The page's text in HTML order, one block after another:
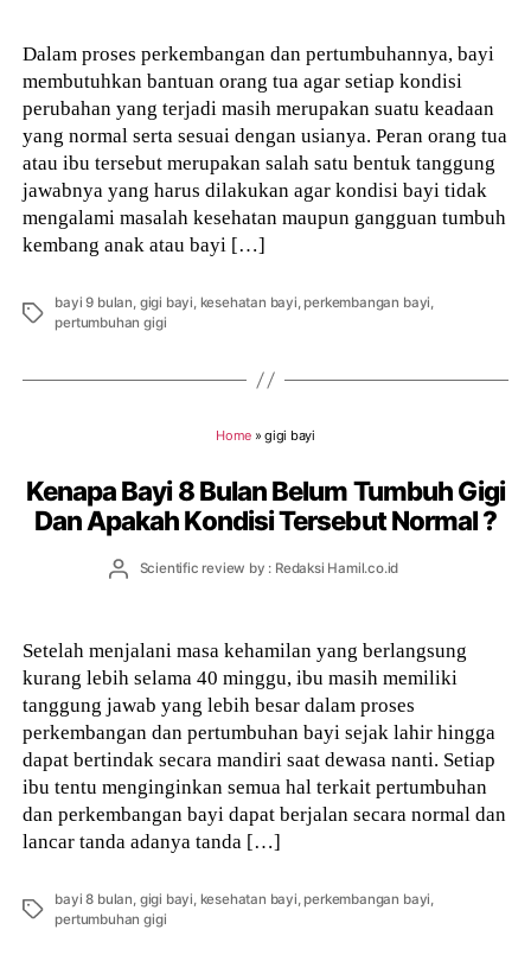
Dalam proses perkembangan dan pertumbuhannya, bayi
membutuhkan bantuan orang tua agar setiap kondisi
perubahan yang terjadi masih merupakan suatu keadaan
yang normal serta sesuai dengan usianya. Peran orang tua
atau ibu tersebut merupakan salah satu bentuk tanggung
jawabnya yang harus dilakukan agar kondisi bayi tidak
mengalami masalah kesehatan maupun gangguan tumbuh
kembang anak atau bayi […]
Tags
bayi 9 bulan, gigi bayi, kesehatan bayi,perkembangan bayi,
pertumbuhan gigi
Home »gigi bayi
Kenapa Bayi 8 Bulan Belum Tumbuh Gigi
Dan Apakah Kondisi Tersebut Normal ?
PostScientific review by : Redaksi Hamil.co.id
Setelah menjalani masa kehamilan yang berlangsung
kurang lebih selama 40 minggu, ibu masih memiliki
tanggung jawab yang lebih besar dalam proses
perkembangan dan pertumbuhan bayi sejak lahir hingga
dapat bertindak secara mandiri saat dewasa nanti. Setiap
ibu tentu menginginkan semua hal terkait pertumbuhan
dan perkembangan bayi dapat berjalan secara normal dan
lancar tanda adanya tanda […]
Tags
bayi 8 bulan gigi bayi kesehatan bayi ,perkembangan bayi
pertumbuhan gigi